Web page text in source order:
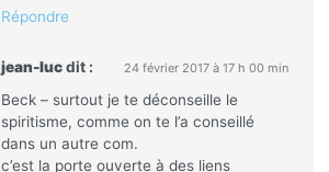
Répondre
jean-luc dit : 24 février 2017 à 17 h 00 min
Beck – surtout je te déconseille le
spiritisme, comme on te l’a conseillé
dans un autre com.
c’est la porte ouverte à des liens